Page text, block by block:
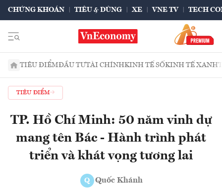
CHỨNG KHOÁN TIÊU & DÙNG XE VNE TV TECH
TIÊU ĐIỂMĐẦU TƯTÀI CHÍNHKINH TẾ SỐKINH TẾ XANH
TIÊU ĐIỂM
TP. Hồ Chí Minh: 50 năm vinh dự
mang tên Bác - Hành trình phát
triển và khát vọng tương lai
Q Quốc Khánh